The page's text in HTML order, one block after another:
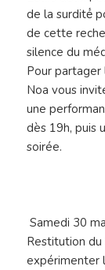
de la surdité́
de cette
silence du
Pour
Noa vous
une
dès 19h, puis
soirée.
Samedi 30
Restitution du
expérimenter